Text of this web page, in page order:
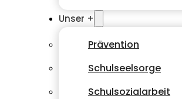
Unser +
Prävention
Schulseelsorge
Schulsozialarbeit